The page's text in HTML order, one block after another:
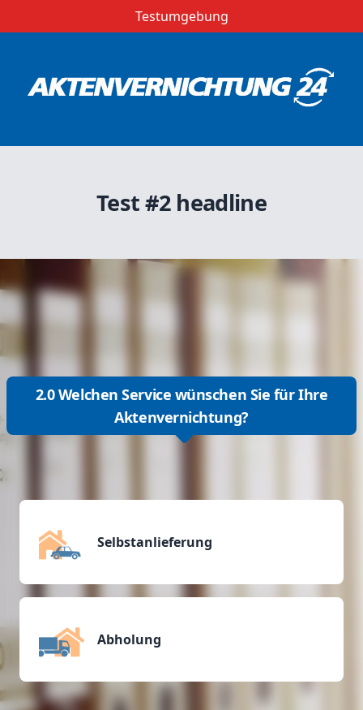
Testumgebung
Test #2 headline
2.0 Welchen Service wünschen Sie für Ihre
Aktenvernichtung?
Selbstanlieferung
Abholung